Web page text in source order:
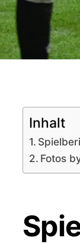
Inhalt
Fotos